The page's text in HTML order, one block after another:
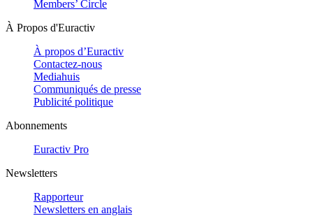
Members’ Circle
À Propos d'Euractiv
À propos d’Euractiv
Contactez-nous
Mediahuis
Communiqués de presse
Publicité politique
Abonnements
Euractiv Pro
Newsletters
Rapporteur
Newsletters en anglais